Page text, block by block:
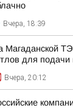
Вчера, 18:39
Магаданской
для подачи
Вчера, 20:12